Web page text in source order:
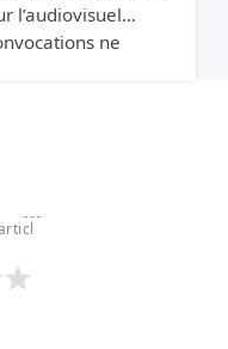
l’audiovisuel
ne